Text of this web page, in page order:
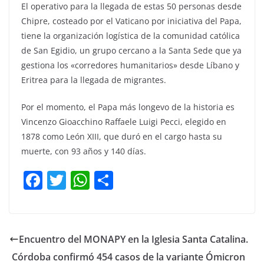
El operativo para la llegada de estas 50 personas desde
Chipre, costeado por el Vaticano por iniciativa del Papa,
tiene la organización logística de la comunidad católica
de San Egidio, un grupo cercano a la Santa Sede que ya
gestiona los «corredores humanitarios» desde Líbano y
Eritrea para la llegada de migrantes.
Por el momento, el Papa más longevo de la historia es
Vincenzo Gioacchino Raffaele Luigi Pecci, elegido en
1878 como León XIII, que duró en el cargo hasta su
muerte, con 93 años y 140 días.
F
e
b
T
er
W
s
A
p
ar
Encuentro del MONAPY en la Iglesia Santa Catalina.
Córdoba confirmó 454 casos de la variante Ómicron